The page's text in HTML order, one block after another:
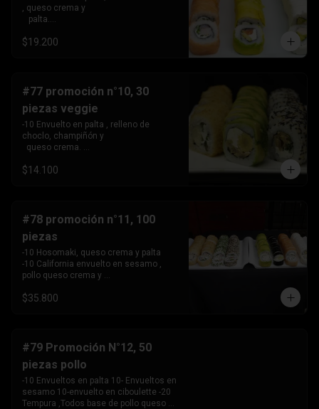
, queso crema y
   palta.
camarón, queso crema
$19.200
#77 promoción n°10, 30
piezas veggie
-10 Envuelto en palta , relleno de
choclo, champiñón y
  queso crema.
champiñón , queso
$14.100
#78 promoción n°11, 100
piezas
-10 Hosomaki, queso crema y palta
-10 California envuelto en sesamo ,
pollo queso crema y
-10 California envuelto en ciboulette ,
    cebollín.
-10 envuelto en palta , salmon, queso
crema y cebollín
-10 Envuelto en queso crema, palmito,
palta.
-10 Tempura, kanikama y palta
$35.800
#79 Promoción N°12, 50
piezas pollo
-10 Envueltos en palta 10- Envueltos en
sesamo 10-envuelto en ciboulette -20
Tempura ,Todos base de pollo queso